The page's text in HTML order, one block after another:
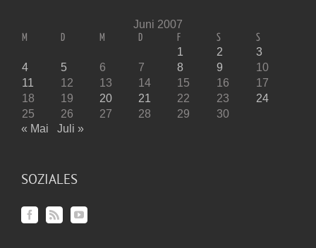
Juni 2007
M D M D F S S
1 2
3
4
5 6 7 8 9
10
11
12 13 14 15 16
17
18
19 20 21 22 23
24
25
26 27 28 29
30
« Mai
Juli »
SOZIALES